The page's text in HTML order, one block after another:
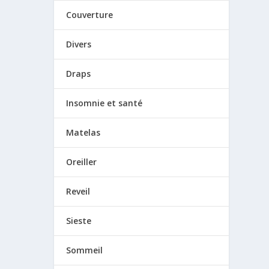
Couverture
Divers
Draps
Insomnie et santé
Matelas
Oreiller
Reveil
Sieste
Sommeil